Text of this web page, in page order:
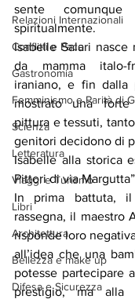
Relazioni Internazionali
Conflitti e Pace
Gastronomia
Femminismo e Parità di
Scienza
Letteratura
Viaggi e Turismo
Libri
Architettura
Bellezza e make up
Difesa e Sicurezza
sente
spiritualmente.
Isabelle Salari nasce
da mamma italo-
iraniano, e fin dalla
mostrato una forte
pittura e tessuti,
genitori decidono di
Isabelle alla storica
Pittori di via
In prima battuta, il
rassegna, il maestro
risponde loro
all’idea che una
potesse partecipare
prestigio, ma alla